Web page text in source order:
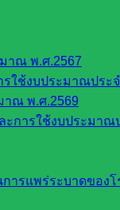
าณ พ.ศ.2567
ใช้งบประมาณประ
าณ พ.ศ.2569
การใช้งบประมาณ
ารแพร่ระบาดของโ